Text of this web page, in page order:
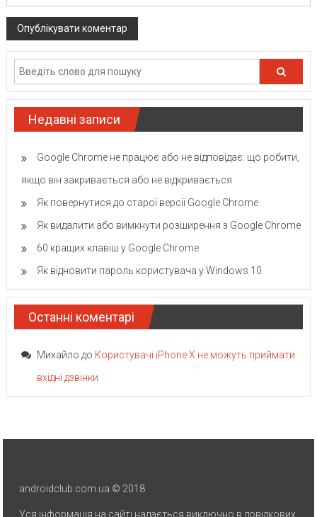
Недавні записи
Google Chrome не працює або не відповідає: що робити,
якщо він закривається або не відкривається
Як повернутися до старої версії Google Chrome
Як видалити або вимкнути розширення з Google Chrome
60 кращих клавіш у Google Chrome
Як відновити пароль користувача у Windows 10
Останні коментарі
Михайло до Користувачі iPhone X не можуть приймати
вхідні дзвінки
androidclub.com.ua © 2018
Уся інформація на сайті надається виключно в довідкових